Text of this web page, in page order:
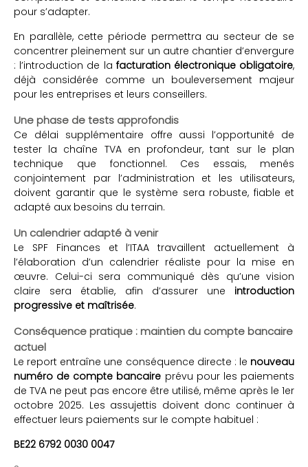
pour s’adapter.
En parallèle, cette période permettra au secteur de se
concentrer pleinement sur un autre chantier d’envergure
: l’introduction de la facturation électronique obligatoire,
déjà considérée comme un bouleversement majeur
pour les entreprises et leurs conseillers.
Une phase de tests approfondis
Ce délai supplémentaire offre aussi l’opportunité de
tester la chaîne TVA en profondeur, tant sur le plan
technique que fonctionnel. Ces essais, menés
conjointement par l’administration et les utilisateurs,
doivent garantir que le système sera robuste, fiable et
adapté aux besoins du terrain.
Un calendrier adapté à venir
Le SPF Finances et l’ITAA travaillent actuellement à
l’élaboration d’un calendrier réaliste pour la mise en
œuvre. Celui-ci sera communiqué dès qu’une vision
claire sera établie, afin d’assurer une introduction
progressive et maîtrisée.
Conséquence pratique : maintien du compte bancaire
actuel
Le report entraîne une conséquence directe : le nouveau
numéro de compte bancaire prévu pour les paiements
de TVA ne peut pas encore être utilisé, même après le 1er
octobre 2025. Les assujettis doivent donc continuer à
effectuer leurs paiements sur le compte habituel :
BE22 6792 0030 0047